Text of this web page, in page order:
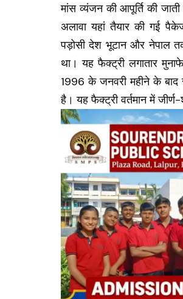
मांस व्यंजन की आपूर्ति की
अलावा यहां तैयार की गई
पड़ोसी देश भूटान और नेपाल तक
था। यह फैक्ट्री लगातार
1996 के जनवरी महीने के बाद
है। यह फैक्ट्री वर्तमान में